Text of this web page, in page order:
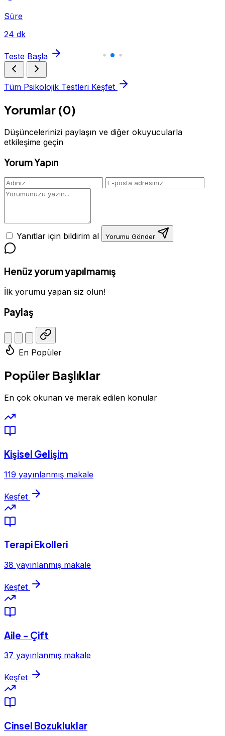
Süre
24 dk
Teste Başla
Tüm Psikolojik Testleri Keşfet
Yorumlar (0)
Düşüncelerinizi paylaşın ve diğer okuyucularla
etkileşime geçin
Yorum Yapın
Yanıtlar için bildirim al Yorumu Gönder
Henüz yorum yapılmamış
İlk yorumu yapan siz olun!
Paylaş
En Popüler
Popüler Başlıklar
En çok okunan ve merak edilen konular
Kişisel Gelişim
119 yayınlanmış makale
Keşfet
Terapi Ekolleri
38 yayınlanmış makale
Keşfet
Aile - Çift
37 yayınlanmış makale
Keşfet
Cinsel Bozukluklar